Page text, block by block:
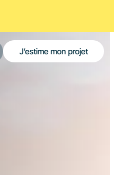
J’estime mon projet